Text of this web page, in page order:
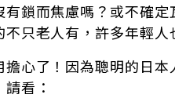
鎖而焦慮嗎？或不確
只老人有，許多年輕人
心了！因為聰明的日
看：